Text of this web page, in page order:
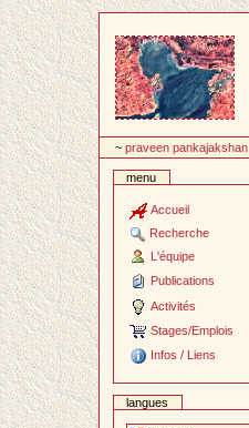
contenu
~praveen pankajakshan
menu
Accueil
Recherche
L'équipe
Publications
Activités
Stages/Emplois
Infos / Liens
langues